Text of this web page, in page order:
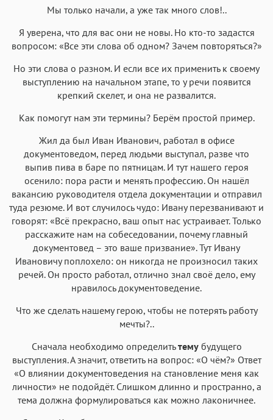
Мы только начали, а уже так много слов!..
Я уверена, что для вас они не новы. Но кто-то задастся
вопросом: «Все эти слова об одном? Зачем повторяться?»
Но эти слова о разном. И если все их применить к своему
выступлению на начальном этапе, то у речи появится
крепкий скелет, и она не развалится.
Как помогут нам эти термины? Берём простой пример.
Жил да был Иван Иванович, работал в офисе
документоведом, перед людьми выступал, разве что
выпив пива в баре по пятницам. И тут нашего героя
осенило: пора расти и менять профессию. Он нашёл
вакансию руководителя отдела документации и отправил
туда резюме. И вот случилось чудо: Ивану перезванивают и
говорят: «Всё прекрасно, ваш опыт нас устраивает. Только
расскажите нам на собеседовании, почему главный
документовед – это ваше призвание». Тут Ивану
Ивановичу поплохело: он никогда не произносил таких
речей. Он просто работал, отлично знал своё дело, ему
нравилось документоведение.
Что же сделать нашему герою, чтобы не потерять работу
мечты?..
Сначала необходимо определитьтемубудущего
выступления. А значит, ответить на вопрос: «О чём?» Ответ
«О влиянии документоведения на становление меня как
личности» не подойдёт. Слишком длинно и пространно, а
тема должна формулироваться как можно лаконичнее.